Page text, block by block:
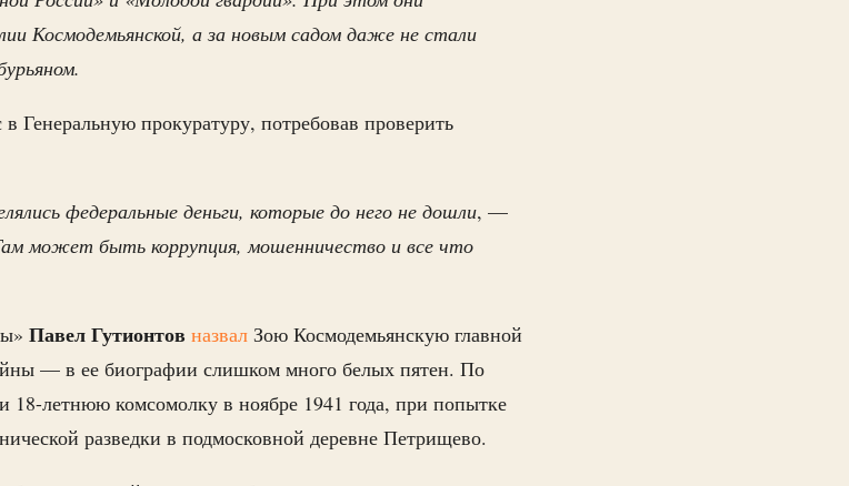
Космодемьянской, а за новым садом даже не стали
Генеральную прокуратуру, потребовав проверить
федеральные деньги, которые до него не дошли, —
может быть коррупция, мошенничество и все что
Павел Гутионтов назвал Зою Космодемьянскую главной
— в ее биографии слишком много белых пятен. По
летнюю комсомолку в ноябре 1941 года, при попытке
разведки в подмосковной деревне Петрищево.